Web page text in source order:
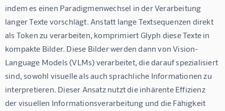
indem es einen Paradigmenwechsel in der Verarbeitung
langer Texte vorschlägt. Anstatt lange Textsequenzen direkt
als Token zu verarbeiten, komprimiert Glyph diese Texte in
kompakte Bilder. Diese Bilder werden dann von Vision-
Language Models (VLMs) verarbeitet, die darauf spezialisiert
sind, sowohl visuelle als auch sprachliche Informationen zu
interpretieren. Dieser Ansatz nutzt die inhärente Effizienz
der visuellen Informationsverarbeitung und die Fähigkeit